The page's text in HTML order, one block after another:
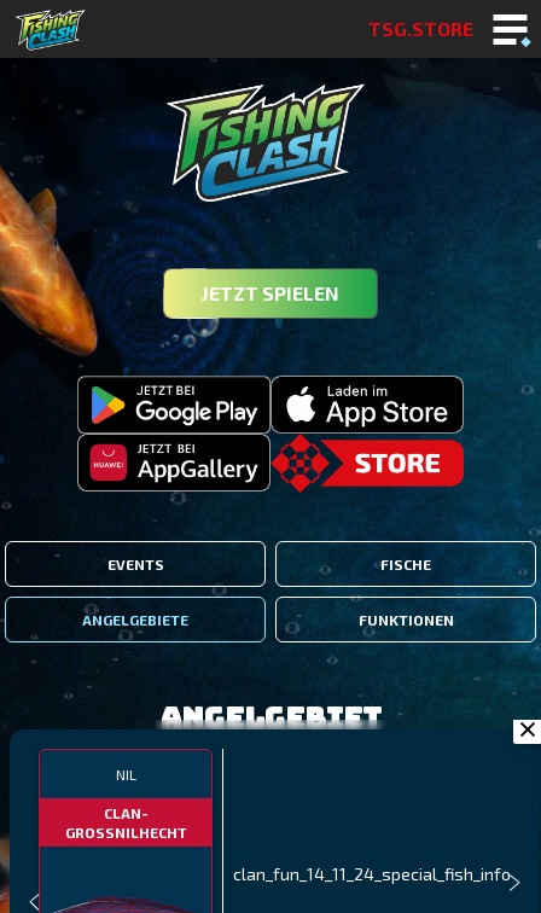
TSG.STORE
JETZT SPIELEN
EVENTS FISCHE
ANGELGEBIETE FUNKTIONEN
NIL
CLAN-
GROSSNILHECHT
clan_fun_14_11_24_special_fish_info
Angelgebiet